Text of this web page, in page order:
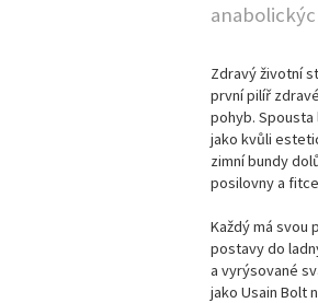
Zdravý životní
první pilíř
pohyb.
jako kvůli
zimní bundy
posilovny a
Každý má svou
postavy do
a vyrýsované
jako Usain Bolt